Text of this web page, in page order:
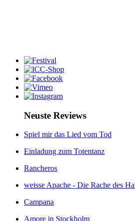
Neuste Reviews
Spiel mir das Lied vom Tod
Einladung zum Totentanz
Rancheros
weisse Apache - Die Rache des
Campana
Amore in Stockholm